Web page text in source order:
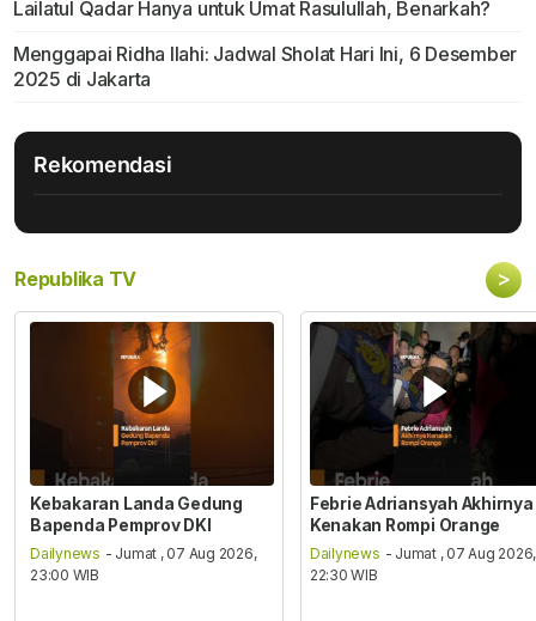
Lailatul Qadar Hanya untuk Umat Rasulullah, Benarkah?
Menggapai Ridha Ilahi: Jadwal Sholat Hari Ini, 6 Desember
2025 di Jakarta
Rekomendasi
Republika TV >
Kebakaran Landa Gedung
Bapenda Pemprov DKI
Dailynews - Jumat , 07 Aug 2026,
23:00 WIB
Febrie Adriansyah Akhirnya
Kenakan Rompi Orange
Dailynews - Jumat , 07 Aug 2026,
22:30 WIB